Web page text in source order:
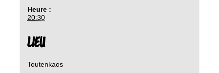
Heure :
20:30
LIEU
Toutenkaos